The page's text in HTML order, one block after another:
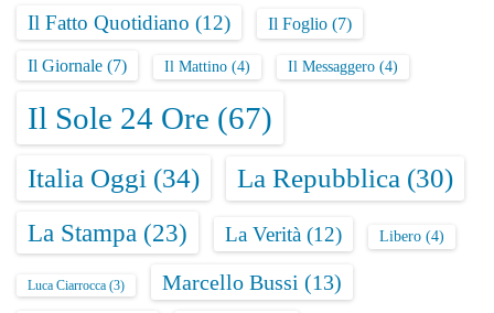
Il Fatto Quotidiano (12) Il Foglio (7)
Il Giornale (7) Il Mattino (4) Il Messaggero (4)
Il Sole 24 Ore (67)
Italia Oggi (34) La Repubblica (30)
La Stampa (23) La Verità (12) Libero (4)
Luca Ciarrocca (3) Marcello Bussi (13)